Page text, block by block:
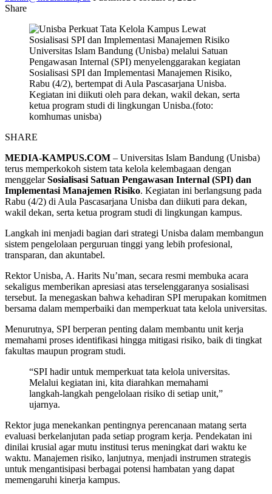
Share
Universitas Islam Bandung (Unisba) melalui Satuan
Pengawasan Internal (SPI) menyelenggarakan kegiatan
Sosialisasi SPI dan Implementasi Manajemen Risiko,
Rabu (4/2), bertempat di Aula Pascasarjana Unisba.
Kegiatan ini diikuti oleh para dekan, wakil dekan, serta
ketua program studi di lingkungan Unisba.(foto:
komhumas unisba)
SHARE
MEDIA-KAMPUS.COM – Universitas Islam Bandung (Unisba)
terus memperkokoh sistem tata kelola kelembagaan dengan
menggelarSosialisasi Satuan Pengawasan Internal (SPI) dan
Implementasi Manajemen Risiko. Kegiatan ini berlangsung pada
Rabu (4/2) di Aula Pascasarjana Unisba dan diikuti para dekan,
wakil dekan, serta ketua program studi di lingkungan kampus.
Langkah ini menjadi bagian dari strategi Unisba dalam membangun
sistem pengelolaan perguruan tinggi yang lebih profesional,
transparan, dan akuntabel.
Rektor Unisba, A. Harits Nu’man, secara resmi membuka acara
sekaligus memberikan apresiasi atas terselenggaranya sosialisasi
tersebut. Ia menegaskan bahwa kehadiran SPI merupakan komitmen
bersama dalam memperbaiki dan memperkuat tata kelola universitas.
Menurutnya, SPI berperan penting dalam membantu unit kerja
memahami proses identifikasi hingga mitigasi risiko, baik di tingkat
fakultas maupun program studi.
“SPI hadir untuk memperkuat tata kelola universitas.
Melalui kegiatan ini, kita diarahkan memahami
langkah-langkah pengelolaan risiko di setiap unit,”
ujarnya.
Rektor juga menekankan pentingnya perencanaan matang serta
evaluasi berkelanjutan pada setiap program kerja. Pendekatan ini
dinilai krusial agar mutu institusi terus meningkat dari waktu ke
waktu. Manajemen risiko, lanjutnya, menjadi instrumen strategis
untuk mengantisipasi berbagai potensi hambatan yang dapat
memengaruhi kinerja kampus.